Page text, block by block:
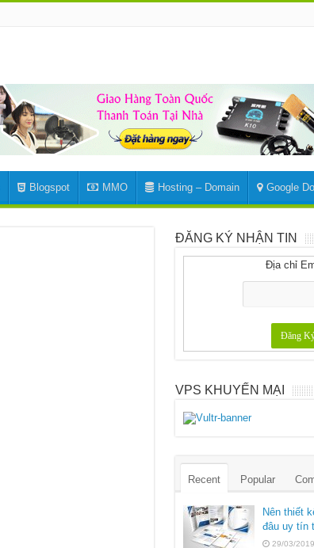
Blogspot MMO Hosting – Domain Google
ĐĂNG KÝ NHẬN TIN
Địa chỉ
VPS KHUYẾN MẠI
Recent Popular
Nên thiết
đâu uy tín
29/03/2019